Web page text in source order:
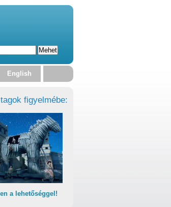
English
figyelmébe:
a lehetőséggel!